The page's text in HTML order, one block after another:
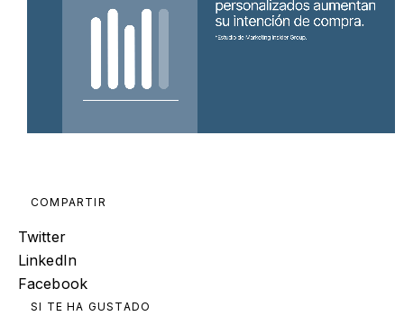
COMPARTIR
Twitter
LinkedIn
Facebook
SI TE HA GUSTADO